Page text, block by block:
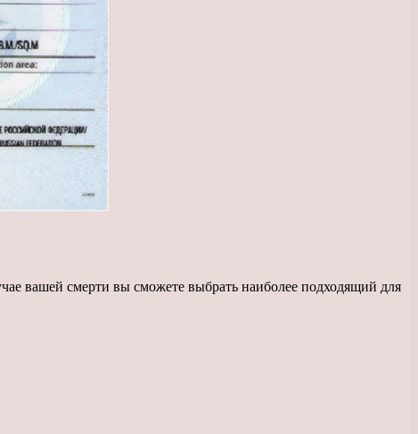
вашей смерти вы сможете выбрать наиболее подходящий для